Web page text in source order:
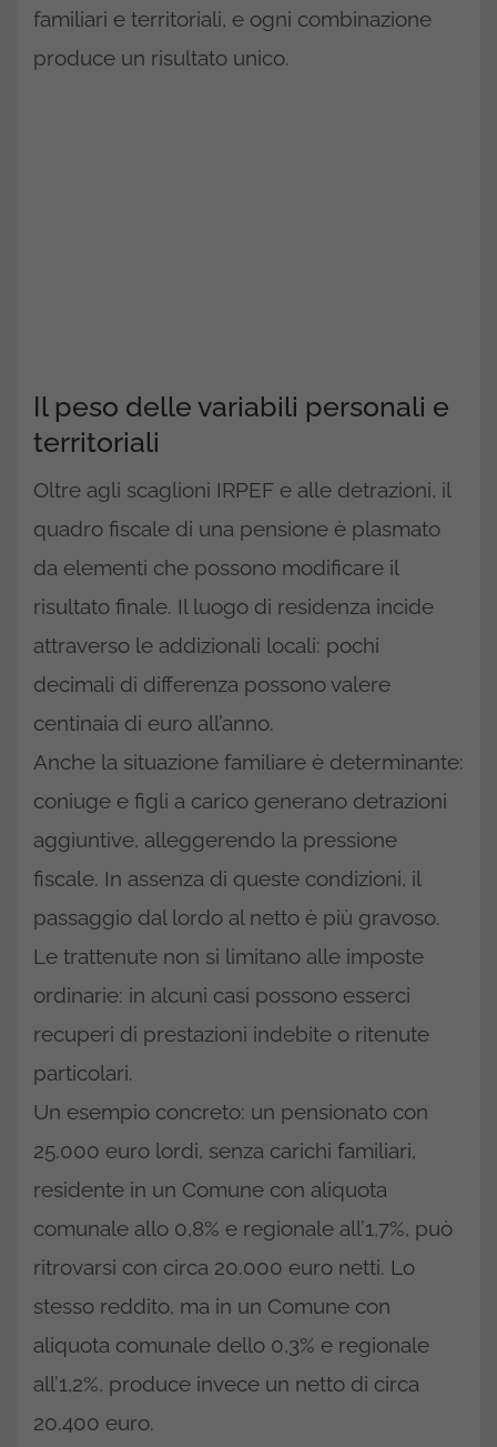
familiari e territoriali, e ogni combinazione
produce un risultato unico.
Il peso delle variabili personali e
territoriali
Oltre agli scaglioni IRPEF e alle detrazioni, il
quadro fiscale di una pensione è plasmato
da elementi che possono modificare il
risultato finale. Il luogo di residenza incide
attraverso le addizionali locali: pochi
decimali di differenza possono valere
centinaia di euro all’anno.
Anche la situazione familiare è determinante:
coniuge e figli a carico generano detrazioni
aggiuntive, alleggerendo la pressione
fiscale. In assenza di queste condizioni, il
passaggio dal lordo al netto è più gravoso.
Le trattenute non si limitano alle imposte
ordinarie: in alcuni casi possono esserci
recuperi di prestazioni indebite o ritenute
particolari.
Un esempio concreto: un pensionato con
25.000 euro lordi, senza carichi familiari,
residente in un Comune con aliquota
comunale allo 0,8% e regionale all’1,7%, può
ritrovarsi con circa 20.000 euro netti. Lo
stesso reddito, ma in un Comune con
aliquota comunale dello 0,3% e regionale
all’1,2%, produce invece un netto di circa
20.400 euro.